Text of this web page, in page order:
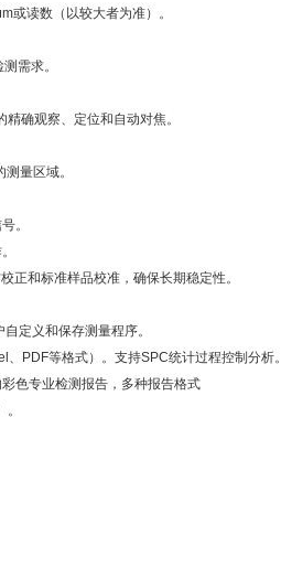
或读数（以较大者为准）。
需求。
确观察、定位和自动对焦。
量区域。
。
正和标准样品校准，确保长期稳定性。
定义和保存测量程序。
PDF等格式）。支持SPC统计过程控制分析。
色专业检测报告，多种报告格式